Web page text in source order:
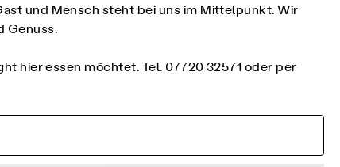
und Mensch steht bei uns im Mittelpunkt. Wir
Genuss.
hier essen möchtet. Tel. 07720 32571 oder per